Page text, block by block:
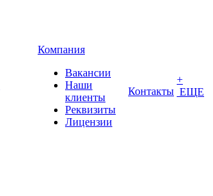
Компания
Вакансии
Наши
клиенты
Реквизиты
Лицензии
Контакты
+
ЕЩЕ